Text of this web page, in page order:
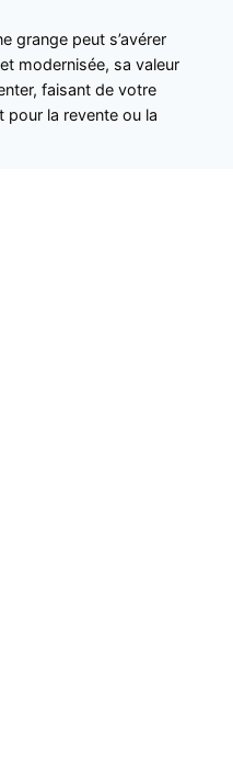
grange peut s’avérer
modernisée, sa valeur
faisant de votre
pour la revente ou la